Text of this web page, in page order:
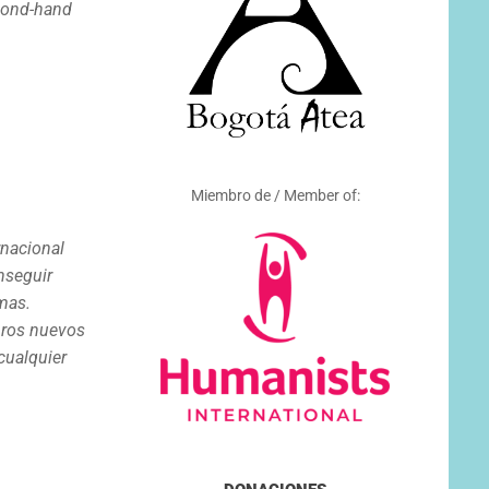
hand
nuevos
Miembro de / Member of: